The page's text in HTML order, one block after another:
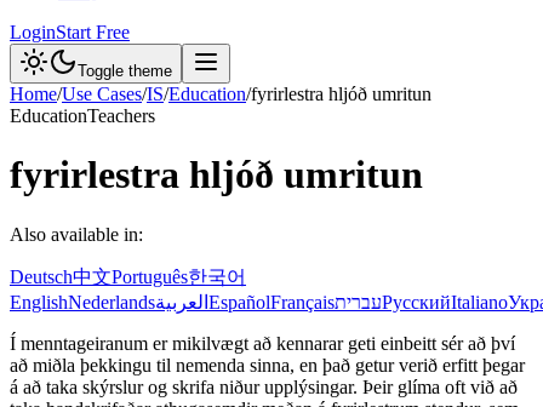
LoginStart Free
Toggle theme
Home/Use Cases/IS/Education/fyrirlestra hljóð umritun
EducationTeachers
fyrirlestra hljóð umritun
Also available in:
Deutsch中文Português한국어
EnglishNederlandsالعربية EspañolFrançaisעבריתРусскийItaliano
Í menntageiranum er mikilvægt að kennarar geti einbeitt sér að því
að miðla þekkingu til nemenda sinna, en það getur verið erfitt þegar
á að taka skýrslur og skrifa niður upplýsingar. Þeir glíma oft við að